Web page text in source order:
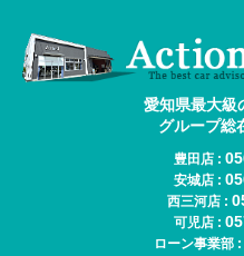
愛知県最大級
グループ総
豊田店 :
安城店 :
西三河店 :
可児店 :
ローン事業部 :